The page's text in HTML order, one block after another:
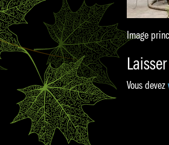
Image
Vous devez